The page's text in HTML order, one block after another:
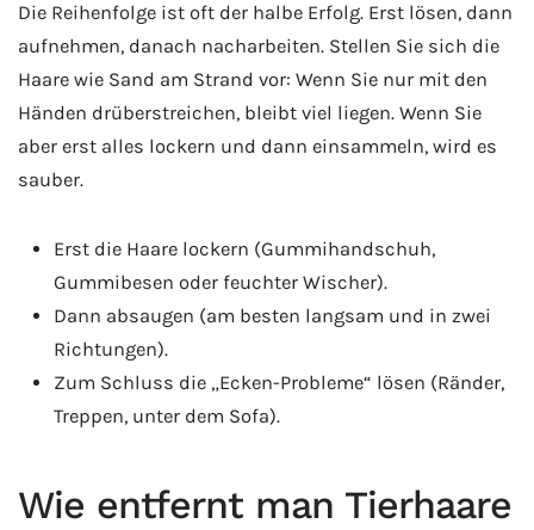
Die Reihenfolge ist oft der halbe Erfolg. Erst lösen, dann
aufnehmen, danach nacharbeiten. Stellen Sie sich die
Haare wie Sand am Strand vor: Wenn Sie nur mit den
Händen drüberstreichen, bleibt viel liegen. Wenn Sie
aber erst alles lockern und dann einsammeln, wird es
sauber.
Erst die Haare lockern (Gummihandschuh,
Gummibesen oder feuchter Wischer).
Dann absaugen (am besten langsam und in zwei
Richtungen).
Zum Schluss die „Ecken-Probleme“ lösen (Ränder,
Treppen, unter dem Sofa).
Wie entfernt man Tierhaare